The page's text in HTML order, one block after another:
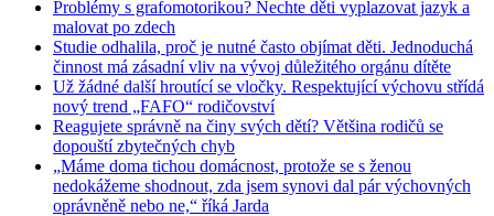
Problémy s grafomotorikou? Nechte děti vyplazovat jazyk a
malovat po zdech
Studie odhalila, proč je nutné často objímat děti. Jednoduchá
činnost má zásadní vliv na vývoj důležitého orgánu dítěte
Už žádné další hroutící se vločky. Respektující výchovu střídá
nový trend „FAFO“ rodičovství
Reagujete správně na činy svých dětí? Většina rodičů se
dopouští zbytečných chyb
„Máme doma tichou domácnost, protože se s ženou
nedokážeme shodnout, zda jsem synovi dal pár výchovných
oprávněně nebo ne,“ říká Jarda